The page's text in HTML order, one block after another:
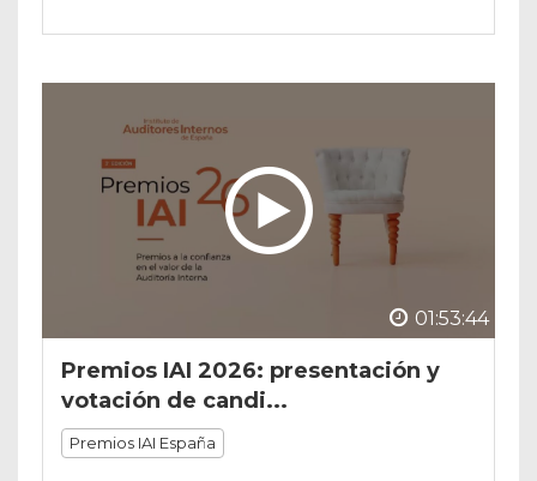
01:53:44
Premios IAI 2026: presentación y
votación de candi...
Premios IAI España